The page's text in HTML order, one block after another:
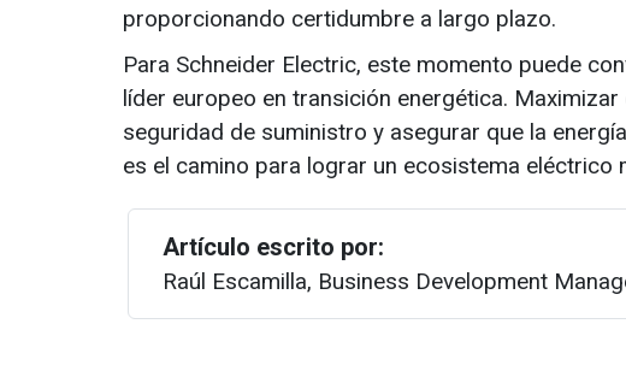
proporcionando certidumbre a largo plazo.
Para Schneider Electric, este momento puede
líder europeo en transición energética.
seguridad de suministro y asegurar que la
es el camino para lograr un ecosistema eléctrico
Artículo escrito por:
Raúl Escamilla, Business Development